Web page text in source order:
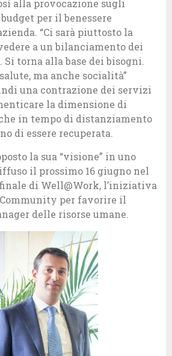
alla provocazione sugli
per il benessere
“Ci sarà piuttosto la
a un bilanciamento dei
torna alla base dei bisogni.
ma anche socialità”
una contrazione dei servizi
la dimensione di
in tempo di distanziamento
di essere recuperata.
la sua “visione” in uno
il prossimo 16 giugno nel
di Well@Work, l’iniziativa
Community per favorire il
delle risorse umane.